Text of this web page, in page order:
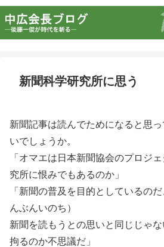
新聞科学研究所に思う
新聞記事は読んでためになると思
いでしょうか。
「オマエは日本新聞協会のプロジ
究所に恨みでもあるのか」
「新聞の普及を目的としているの
んぶんいのち）
新聞を読もうとの思いと同じじゃな
拘るのか不思議だ」